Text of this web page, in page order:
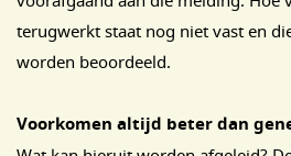
terugwerkt staat nog niet vast en
worden beoordeeld.
Voorkomen altijd beter dan